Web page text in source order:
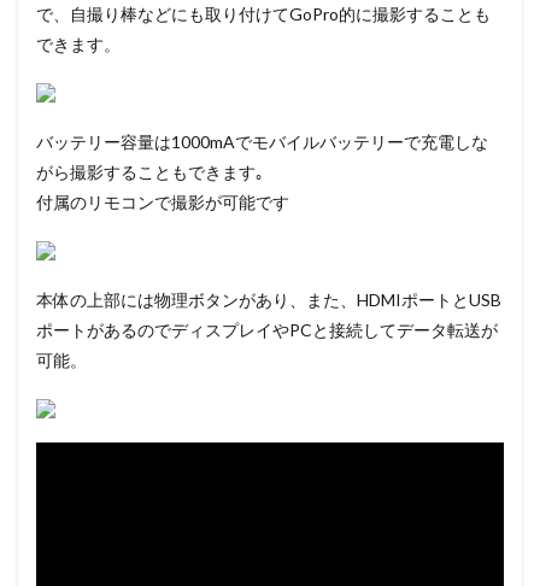
で、自撮り棒などにも取り付けてGoPro的に撮影することも
できます。
バッテリー容量は1000mAでモバイルバッテリーで充電しな
がら撮影することもできます｡
付属のリモコンで撮影が可能です
本体の上部には物理ボタンがあり、また、HDMIポートとUSB
ポートがあるのでディスプレイやPCと接続してデータ転送が
可能。